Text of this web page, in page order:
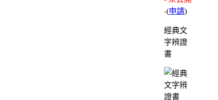
-(申請)
經典文
字辨證
書